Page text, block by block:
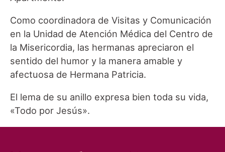
Como coordinadora de Visitas y Comunicación
en la Unidad de Atención Médica del Centro de
la Misericordia, las hermanas apreciaron el
sentido del humor y la manera amable y
afectuosa de Hermana Patricia.
El lema de su anillo expresa bien toda su vida,
«Todo por Jesús».